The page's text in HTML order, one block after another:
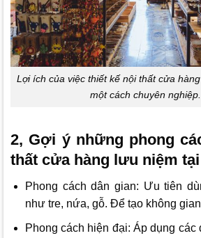
Lợi ích của việc thiết kế nội thất cửa
một cách chuyên nghiệp.
2, Gợi ý những phong
thất cửa hàng lưu niệm
Phong cách dân gian: Ưu tiên
như tre, nứa, gỗ. Để tạo không
Phong cách hiện đại: Áp dụng